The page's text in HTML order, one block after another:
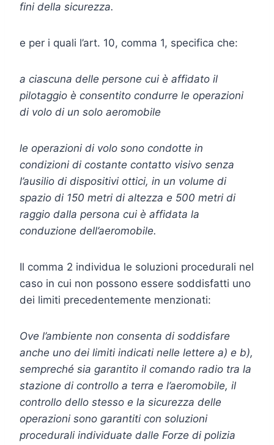
fini della sicurezza.
e per i quali l’art. 10, comma 1, specifica che:
a ciascuna delle persone cui è affidato il
pilotaggio è consentito condurre le operazioni
di volo di un solo aeromobile
le operazioni di volo sono condotte in
condizioni di costante contatto visivo senza
l’ausilio di dispositivi ottici, in un volume di
spazio di 150 metri di altezza e 500 metri di
raggio dalla persona cui è affidata la
conduzione dell’aeromobile.
Il comma 2 individua le soluzioni procedurali nel
caso in cui non possono essere soddisfatti uno
dei limiti precedentemente menzionati:
Ove l’ambiente non consenta di soddisfare
anche uno dei limiti indicati nelle lettere a) e b),
sempreché sia garantito il comando radio tra la
stazione di controllo a terra e l’aeromobile, il
controllo dello stesso e la sicurezza delle
operazioni sono garantiti con soluzioni
procedurali individuate dalle Forze di polizia